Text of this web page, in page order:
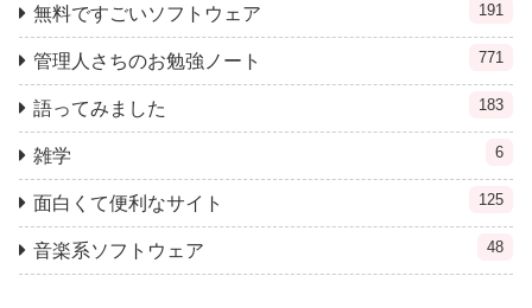
無料ですごいソフトウェア 191
管理人さちのお勉強ノート 771
語ってみました 183
雑学 6
面白くて便利なサイト 125
音楽系ソフトウェア 48